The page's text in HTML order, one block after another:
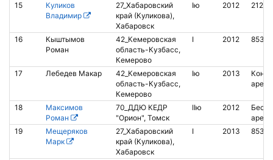
15
Куликов
Владимир
27_Хабаровский
край (Куликова),
Хабаровск
Iю 2012
16
Кыштымов
Роман
42_Кемеровская
область-Кузбасс,
Кемерово
I 2012
17 Лебедев Макар
42_Кемеровская
область-Кузбасс,
Кемерово
Iю 2013
18
Максимов
Роман
70_ДДЮ КЕДР
"Орион", Томск
IIю 2012
19
Мещеряков
Марк
27_Хабаровский
край (Куликова),
Хабаровск
I 2013